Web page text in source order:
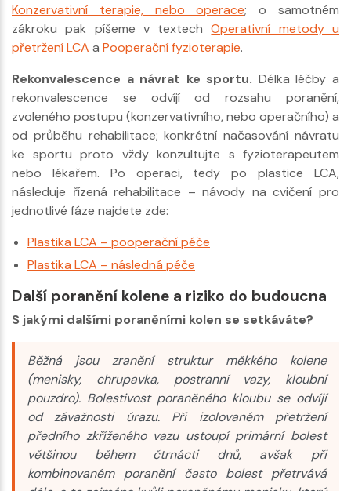
Konzervativní terapie, nebo operace; o samotném
zákroku pak píšeme v textechOperativní metody u
přetržení LCA a Pooperační fyzioterapie.
Rekonvalescence a návrat ke sportu. Délka léčby a
rekonvalescence se odvíjí od rozsahu poranění,
zvoleného postupu (konzervativního, nebo operačního) a
od průběhu rehabilitace; konkrétní načasování návratu
ke sportu proto vždy konzultujte s fyzioterapeutem
nebo lékařem. Po operaci, tedy po plastice LCA,
následuje řízená rehabilitace – návody na cvičení pro
jednotlivé fáze najdete zde:
Plastika LCA – pooperační péče
Plastika LCA – následná péče
Další poranění kolene a riziko do budoucna
S jakými dalšími poraněními kolen se setkáváte?
Běžná jsou zranění struktur měkkého kolene
(menisky, chrupavka, postranní vazy, kloubní
pouzdro). Bolestivost poraněného kloubu se odvíjí
od závažnosti úrazu. Při izolovaném přetržení
předního zkříženého vazu ustoupí primární bolest
většinou během čtrnácti dnů, avšak při
kombinovaném poranění často bolest přetrvává